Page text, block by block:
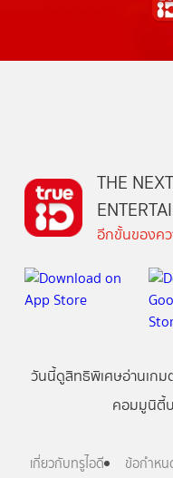
THE
อีกขั้นของค
วันนี้ดูสิทธิพิเศษอ่านเกม
คอมมูนิตี้
เกี่ยวกับทรูไอดี ข้อกำหน